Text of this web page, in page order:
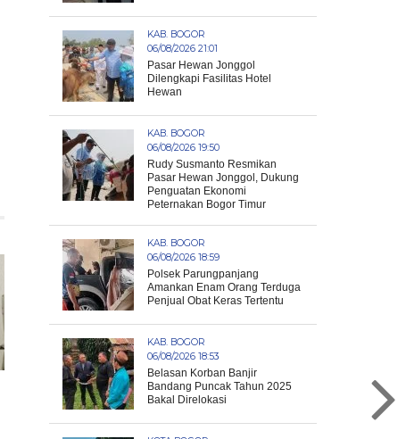
KAB. BOGOR
06/08/2026 21:01
Pasar Hewan Jonggol
Dilengkapi Fasilitas Hotel
Hewan
KAB. BOGOR
06/08/2026 19:50
Rudy Susmanto Resmikan
Pasar Hewan Jonggol, Dukung
Penguatan Ekonomi
Peternakan Bogor Timur
KAB. BOGOR
06/08/2026 18:59
Polsek Parungpanjang
Amankan Enam Orang Terduga
Penjual Obat Keras Tertentu
KAB. BOGOR
06/08/2026 18:53
Belasan Korban Banjir
Bandang Puncak Tahun 2025
Bakal Direlokasi